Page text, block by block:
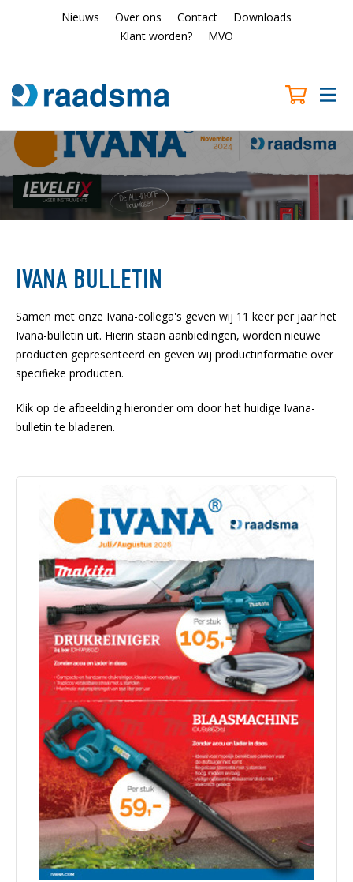
Nieuws Over ons Contact
Downloads
Klant worden?
MVO
IVANA BULLETIN
Samen met onze Ivana-collega's geven wij 11 keer per jaar het
Ivana-bulletin uit. Hierin staan aanbiedingen, worden nieuwe
producten gepresenteerd en geven wij productinformatie over
specifieke producten.
Klik op de afbeelding hieronder om door het huidige Ivana-
bulletin te bladeren.